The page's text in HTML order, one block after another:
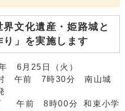
文化遺産・姫路城と
」を実施します
月25日（火）
午前 7時30分 南山城
前 8時00分 和束小学